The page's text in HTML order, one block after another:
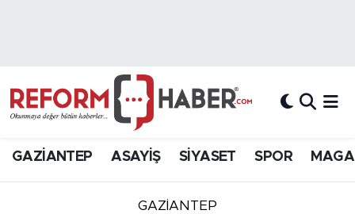
GAZİANTEP ASAYİŞ SİYASET SPOR
GAZIANTEP
Hava Durumu
Süper Lig Puan Durumu ve Fikstür